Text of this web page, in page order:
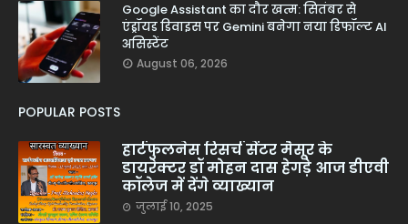
Google Assistant का दौर खत्म: सितंबर से
एंड्रॉयड डिवाइस पर Gemini बनेगा नया डिफॉल्ट AI
असिस्टेंट
August 06, 2026
POPULAR POSTS
हार्टफुलनेस रिसर्च सेंटर मैसूर के
डायरेक्टर डॉ मोहन दास हेगड़े आज डीएवी
कॉलेज में देंगे व्याख्यान
जुलाई 10, 2025